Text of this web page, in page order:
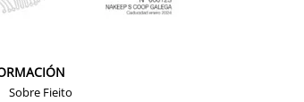
Sobre Fieito